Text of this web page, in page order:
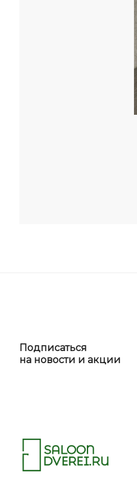
Подписаться
на новости и акции